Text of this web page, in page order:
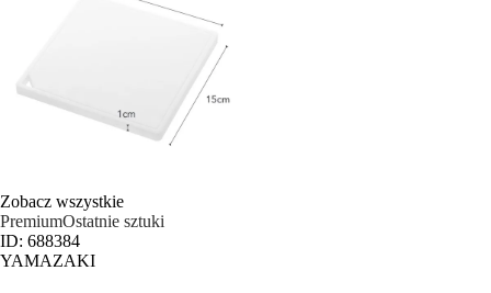
Zobacz wszystkie
PremiumOstatnie sztuki
ID: 688384
YAMAZAKI